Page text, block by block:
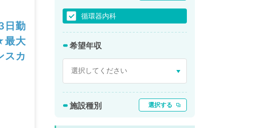
日勤
最大
スカ
循環器内科
希望年収
施設種別 選択する